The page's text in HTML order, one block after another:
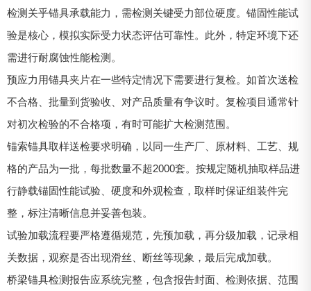
检测关乎锚具承载能力，需检测关键受力部位硬度。锚固性能试
验是核心，模拟实际受力状态评估可靠性。此外，特定环境下还
需进行耐腐蚀性能检测。
预应力用锚具夹片在一些特定情况下需要进行复检。如首次送检
不合格、批量到货验收、对产品质量有争议时。复检项目通常针
对初次检验的不合格项，有时可能扩大检测范围。
锚索锚具取样送检要求明确，以同一生产厂、原材料、工艺、规
格的产品为一批，每批数量不超2000套。按规定随机抽取样品进
行静载锚固性能试验、硬度和外观检查，取样时保证组装件完
整，标注清晰信息并妥善包装。
试验加载流程要严格遵循规范，先预加载，再分级加载，记录相
关数据，观察是否出现滑丝、断丝等现象，最后完成加载。
桥梁锚具检测报告应系统完整，包含报告封面、检测依据、范围